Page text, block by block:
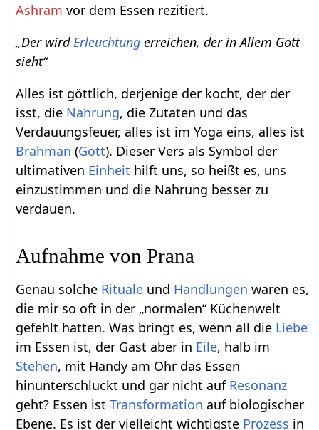
Ashram vor dem Essen rezitiert.
„Der wird Erleuchtung erreichen, der in Allem Gott
sieht“
Alles ist göttlich, derjenige der kocht, der der
isst, die Nahrung, die Zutaten und das
Verdauungsfeuer, alles ist im Yoga eins, alles ist
Brahman (Gott). Dieser Vers als Symbol der
ultimativen Einheit hilft uns, so heißt es, uns
einzustimmen und die Nahrung besser zu
verdauen.
Aufnahme von Prana
Genau solche Rituale und Handlungen waren es,
die mir so oft in der „normalen“ Küchenwelt
gefehlt hatten. Was bringt es, wenn all die Liebe
im Essen ist, der Gast aber in Eile, halb im
Stehen, mit Handy am Ohr das Essen
hinunterschluckt und gar nicht auf Resonanz
geht? Essen istTransformation auf biologischer
Ebene. Es ist der vielleicht wichtigste Prozess in